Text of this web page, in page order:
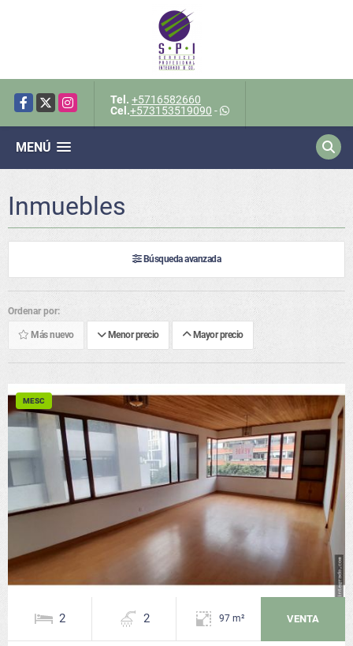
Facebook
X Instagram Tel. +5716582660
Cel.+573153519090 -
MENÚ
Inmuebles
Búsqueda avanzada
Ordenar por:
Más nuevo Menor precio Mayor precio
MESC
2 2 97 m² VENTA